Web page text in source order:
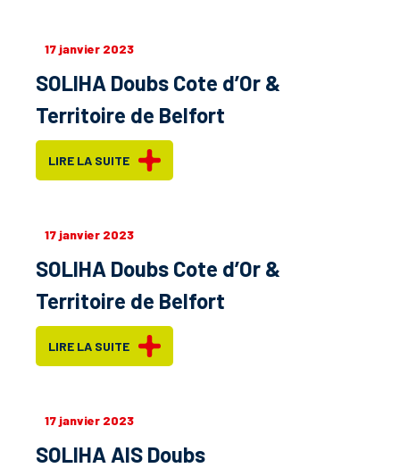
17 janvier 2023
SOLIHA Doubs Cote d’Or &
Territoire de Belfort
LIRE LA SUITE
17 janvier 2023
SOLIHA Doubs Cote d’Or &
Territoire de Belfort
LIRE LA SUITE
17 janvier 2023
SOLIHA AIS Doubs